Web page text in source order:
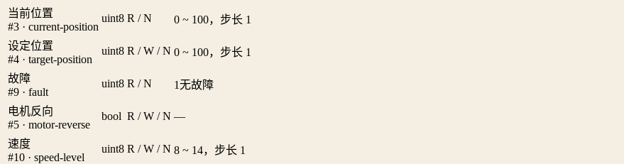
当前位置
#3 · current-position
uint8 R / N 0 ~ 100，步长 1
设定位置
#4 · target-position
uint8 R / W / N 0 ~ 100，步长 1
故障
#9 · fault
uint8 R / N 1无故障
电机反向
#5 · motor-reverse
bool R / W / N —
速度
#10 · speed-level
uint8 R / W / N 8 ~ 14，步长 1